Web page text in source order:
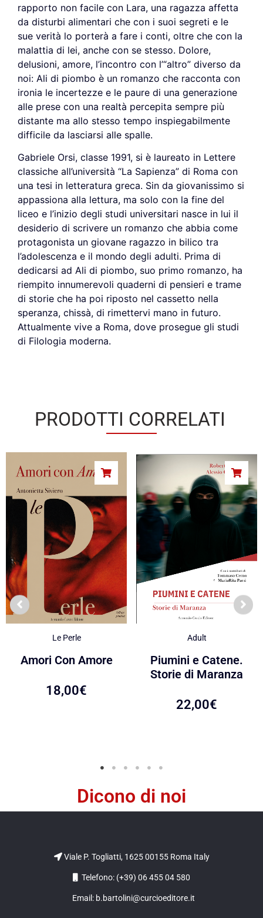
rapporto non facile con Lara, una ragazza affetta
da disturbi alimentari che con i suoi segreti e le
sue verità lo porterà a fare i conti, oltre che con la
malattia di lei, anche con se stesso. Dolore,
delusioni, amore, l’incontro con l’“altro” diverso da
noi: Ali di piombo è un romanzo che racconta con
ironia le incertezze e le paure di una generazione
alle prese con una realtà percepita sempre più
distante ma allo stesso tempo inspiegabilmente
difficile da lasciarsi alle spalle.
Gabriele Orsi, classe 1991, si è laureato in Lettere
classiche all’università “La Sapienza” di Roma con
una tesi in letteratura greca. Sin da giovanissimo si
appassiona alla lettura, ma solo con la fine del
liceo e l’inizio degli studi universitari nasce in lui il
desiderio di scrivere un romanzo che abbia come
protagonista un giovane ragazzo in bilico tra
l’adolescenza e il mondo degli adulti. Prima di
dedicarsi ad Ali di piombo, suo primo romanzo, ha
riempito innumerevoli quaderni di pensieri e trame
di storie che ha poi riposto nel cassetto nella
speranza, chissà, di rimettervi mano in futuro.
Attualmente vive a Roma, dove prosegue gli studi
di Filologia moderna.
PRODOTTI CORRELATI
Le Perle
Amori Con Amore
18,00€
Adult
Piumini e Catene.
Storie di Maranza
22,00€
Dicono di noi
Viale P. Togliatti, 1625 00155 Roma Italy
Telefono: (+39) 06 455 04 580
Email: b.bartolini@curcioeditore.it